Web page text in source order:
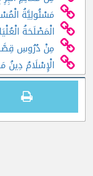
مَسْئُولِيَّةُ
الْمَصْلَحَةُ
مِنْ دُرُوسِ قِصَّةِ
الْإِسْلَامُ دِينُ